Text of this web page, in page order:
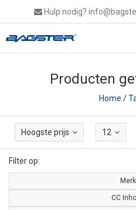
Hulp nodig?
Producten
Home /
Hoogste prijs 12
Filter op:
Merk
CC